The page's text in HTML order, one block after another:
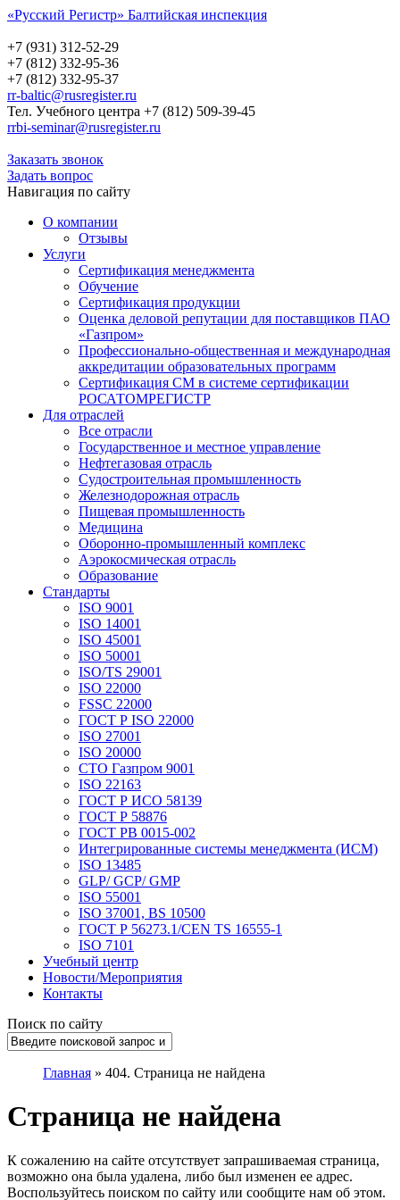
«Русский Регистр» Балтийская инспекция
+7 (931) 312-52-29
+7 (812) 332-95-36
+7 (812) 332-95-37
rr-baltic@rusregister.ru
Тел. Учебного центра +7 (812) 509-39-45
rrbi-seminar@rusregister.ru
Заказать звонок
Задать вопрос
Навигация по сайту
О компании
Отзывы
Услуги
Сертификация менеджмента
Обучение
Сертификация продукции
Оценка деловой репутации для поставщиков ПАО
«Газпром»
Профессионально-общественная и международная
аккредитации образовательных программ
Сертификация СМ в системе сертификации
РОСАТОМРЕГИСТР
Для отраслей
Все отрасли
Государственное и местное управление
Нефтегазовая отрасль
Судостроительная промышленность
Железнодорожная отрасль
Пищевая промышленность
Медицина
Оборонно-промышленный комплекс
Аэрокосмическая отрасль
Образование
Стандарты
ISO 9001
ISO 14001
ISO 45001
ISO 50001
ISO/TS 29001
ISO 22000
FSSC 22000
ГОСТ Р ISO 22000
ISO 27001
ISO 20000
СТО Газпром 9001
ISO 22163
ГОСТ Р ИСО 58139
ГОСТ Р 58876
ГОСТ РВ 0015-002
Интегрированные системы менеджмента (ИСМ)
ISO 13485
GLP/ GCP/ GMP
ISO 55001
ISO 37001, BS 10500
ГОСТ Р 56273.1/CEN TS 16555-1
ISO 7101
Учебный центр
Новости/Мероприятия
Контакты
Поиск по сайту
Главная » 404. Страница не найдена
Страница не найдена
К сожалению на сайте отсутствует запрашиваемая страница,
возможно она была удалена, либо был изменен ее адрес.
Воспользуйтесь поиском по сайту или сообщите нам об этом.